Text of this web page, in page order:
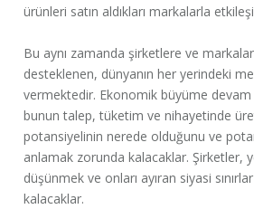
ürünleri satın aldıkları markalarla
Bu aynı zamanda şirketlere ve
desteklenen, dünyanın her yerindeki
vermektedir. Ekonomik büyüme
bunun talep, tüketim ve nihayetinde
potansiyelinin nerede olduğunu ve
anlamak zorunda kalacaklar. Şirketler,
düşünmek ve onları ayıran siyasi
kalacaklar.